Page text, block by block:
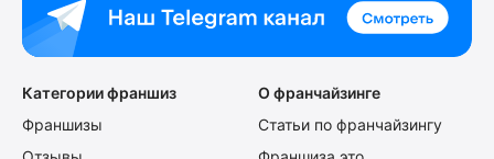
Категории франшиз
Франшизы
О франчайзинге
Статьи по франчайзингу